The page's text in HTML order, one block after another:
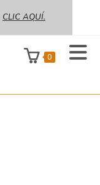
CLIC AQUÍ.
0